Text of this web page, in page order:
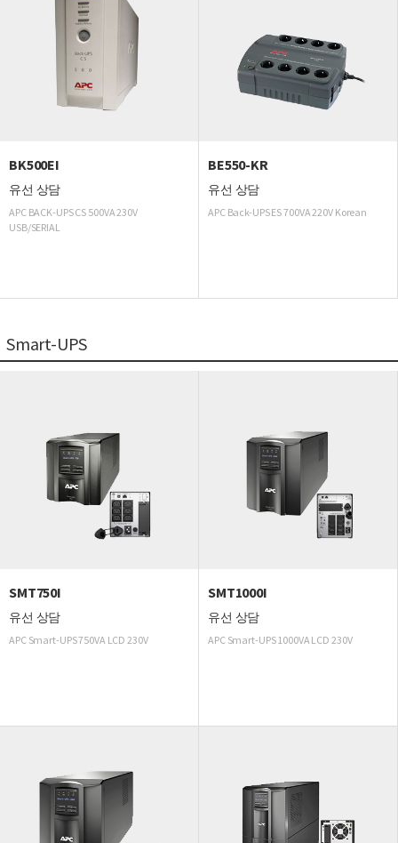
BK500EI
유선 상담
APC BACK-UPS CS 500VA 230V
USB/SERIAL
BE550-KR
유선 상담
APC Back-UPS ES 700VA 220V Korean
Smart-UPS
SMT750I
유선 상담
APC Smart-UPS 750VA LCD 230V
SMT1000I
유선 상담
APC Smart-UPS 1000VA LCD 230V